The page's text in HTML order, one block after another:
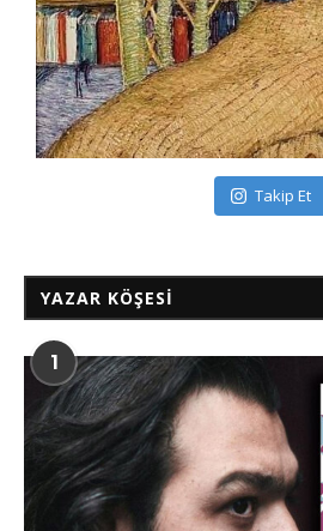
Takip Et
YAZAR KÖŞESI
1